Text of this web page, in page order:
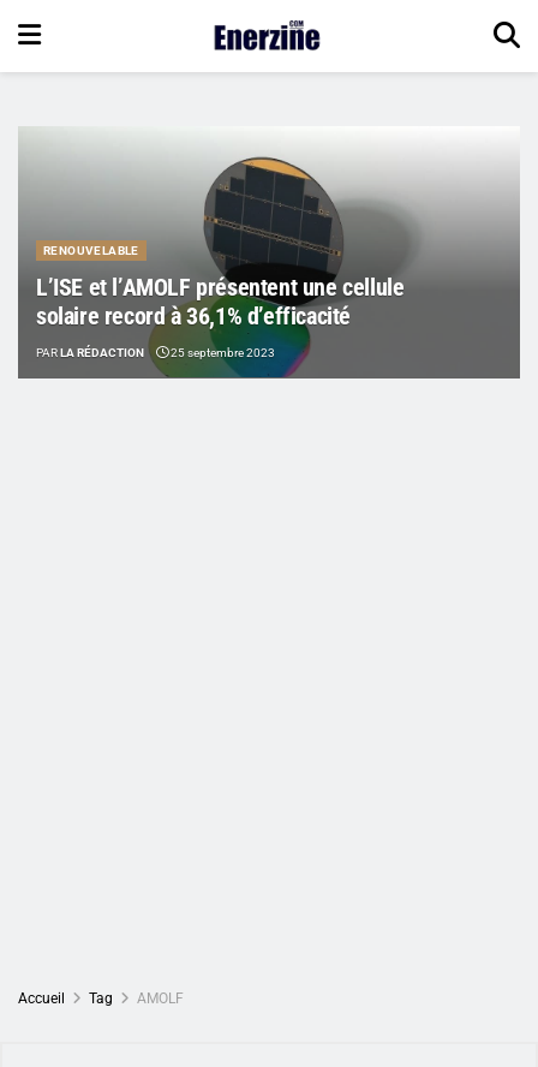
RENOUVELABLE
L’ISE et l’AMOLF présentent une cellule
solaire record à 36,1% d’efficacité
PARLA RÉDACTION 25 septembre 2023
Accueil Tag AMOLF